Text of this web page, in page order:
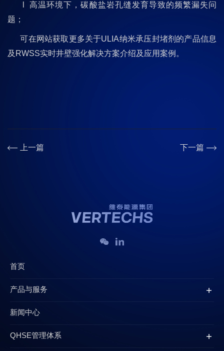
l 高温环境下，碳酸盐岩孔缝发育导致的频繁漏失问
题；
可在网站获取更多关于ULIA纳米承压封堵剂的产品信息
及RWSS实时井壁强化解决方案介绍及应用案例。
上一篇 下一篇
首页
产品与服务
新闻中心
QHSE管理体系